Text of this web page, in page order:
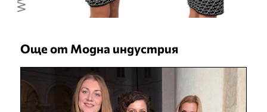
Още от Модна индустрия